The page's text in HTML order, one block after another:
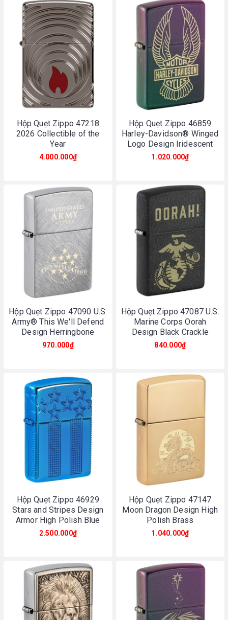
Hộp Quẹt Zippo 47218
2026 Collectible of the
Year
4.000.000₫
Hộp Quẹt Zippo 46859
Harley-Davidson® Winged
Logo Design Iridescent
1.020.000₫
Hộp Quẹt Zippo 47090 U.S.
Army® This We'll Defend
Design Herringbone
Sweep
970.000₫
Hộp Quẹt Zippo 47087 U.S.
Marine Corps Oorah
Design Black Crackle
840.000₫
Hộp Quẹt Zippo 46929
Stars and Stripes Design
Armor High Polish Blue
2.500.000₫
Hộp Quẹt Zippo 47147
Moon Dragon Design High
Polish Brass
1.040.000₫